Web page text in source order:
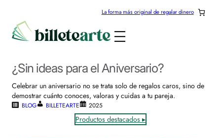
La forma más original de regalar dinero
¿Sin ideas para el Aniversario?
Celebrar un aniversario no se trata solo de regalos caros, sino de
demostrar cuánto conoces, valoras y cuidas a tu pareja.
BLOG BILLETEARTE 2025
Productos destacados ▸